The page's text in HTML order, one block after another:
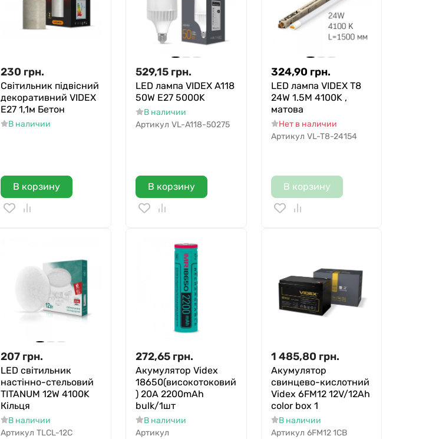
230 грн.
Світильник підвісний
декоративний VIDEX
Е27 1,1м Бетон
В наличии
В корзину
529,15 грн.
LED лампа VIDEX A118
50W E27 5000K
В наличии
Артикул VL-A118-50275
В корзину
324,90 грн.
LED лампа VIDEX T8
24W 1.5M 4100K ,
матова
Нет в наличии
Артикул VL-T8-24154
В корзину
207 грн.
LED світильник
настінно-стельовий
TITANUM 12W 4100K
Кільця
В наличии
Артикул TLCL-12C
272,65 грн.
Акумулятор Videx
18650(високотоковий
) 20A 2200mAh
bulk/1шт
В наличии
Артикул
1 485,80 грн.
Акумулятор
свинцево-кислотний
Videx 6FM12 12V/12Ah
color box 1
В наличии
Артикул 6FM12 1CB